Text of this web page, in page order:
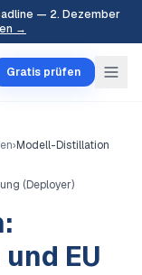
— 2. Dezember
→
Gratis prüfen
›Modell-Distillation
(Deployer)
EU